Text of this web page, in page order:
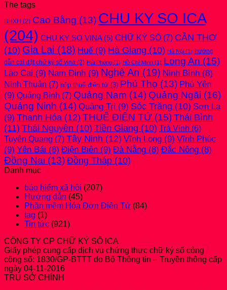
qua
công
ty
thuộc
qua
mạng
cài
đặt
mới
nhất
!!!
The tags
BHXH (2) Cao Bằng (13) CHU KY SO ICA
(204) CHU KY SO VINA(5) CHỮ KÝ SỐ (7) CẦN THƠ
(10) Gia Lai (18) Huế (9) Hà Giang (10) Hà Nội (1) hướng
dẫn cài đặt chữ ký số vina (2) Hải Phòng (1) Hồ Chí Minh (1) Long An (15)
Lào Cai (9) Nam Định (9) Nghệ An (19) Ninh Bình (8)
Ninh Thuận (7) nộp thuế điện tử (3) Phú Thọ (13) Phú Yên
(9) Quảng Bình (7) Quảng Nam (14) Quảng Ngãi (16)
Quảng Ninh (14) Quảng Trị (9) Sóc Trăng (10) Sơn La
(9) Thanh Hóa (12) THUẾ ĐIỆN TỬ (15) Thái Bình
(11) Thái Nguyên (10) Tiền Giang (10) Trà Vinh (6)
Tuyên Quang (7) Tây Ninh (12) Vĩnh Long (9) Vĩnh Phúc
(9) Yên Bái (8) Điện Biên (9) Đà Nẵng (8) Đắc Nông (8)
Đồng Nai (13) Đồng Tháp (10)
Danh mục
bảo hiểm xã hội (207)
Hướng dẫn (45)
Phần mềm Hóa Đơn Điện Tử (84)
tag (1)
Tin tức (921)
CÔNG TY CP CHỮ KÝ SỐ ICA
Giấy phép cung cấp dịch vụ chứng thực chữ ký số công
cộng số: 1830/GP-BTTT do Bộ Thông tin – Truyền thông cấp
ngày 04-11-2016
TRỤ SỞ CHÍNH